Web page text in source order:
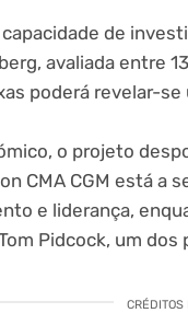
de
avaliada entre
poderá revelar-
o projeto
CMA CGM está a
e liderança,
Pidcock, um dos
CRÉDITOS